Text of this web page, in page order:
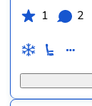
1
2